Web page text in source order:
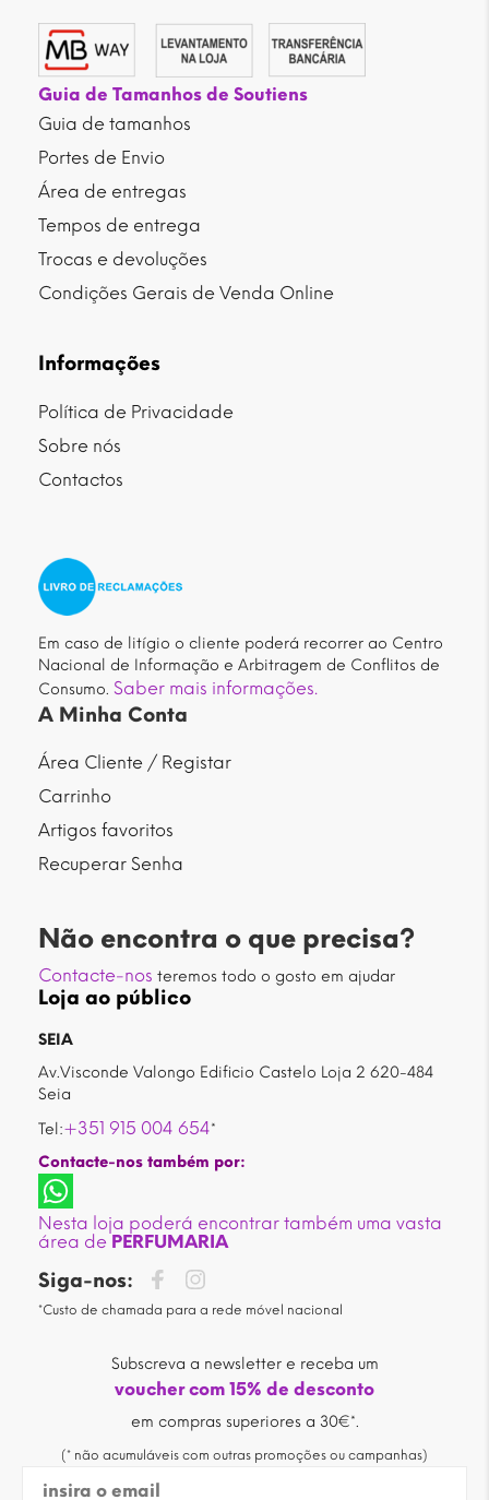
Guia de Tamanhos de Soutiens
Guia de tamanhos
Portes de Envio
Área de entregas
Tempos de entrega
Trocas e devoluções
Condições Gerais de Venda Online
Informações
Política de Privacidade
Sobre nós
Contactos
Em caso de litígio o cliente poderá recorrer ao Centro
Nacional de Informação e Arbitragem de Conflitos de
Consumo. Saber mais informações.
A Minha Conta
Área Cliente / Registar
Carrinho
Artigos favoritos
Recuperar Senha
Não encontra o que precisa?
Contacte-nos teremos todo o gosto em ajudar
Loja ao público
SEIA
Av.Visconde Valongo Edificio Castelo Loja 2 620-484
Seia
Tel:+351 915 004 654*
Contacte-nos também por:
Nesta loja poderá encontrar também uma vasta
área de PERFUMARIA
Siga-nos:
*Custo de chamada para a rede móvel nacional
Subscreva a newsletter e receba um
voucher com 15% de desconto
em compras superiores a 30€*.
(* não acumuláveis com outras promoções ou campanhas)